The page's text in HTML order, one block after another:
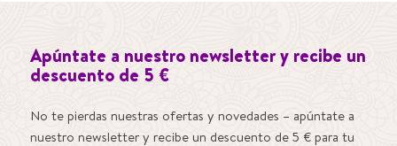
Apúntate a nuestro newsletter y recibe un
descuento de 5 €
No te pierdas nuestras ofertas y novedades – apúntate a
nuestro newsletter y recibe un descuento de 5 € para tu